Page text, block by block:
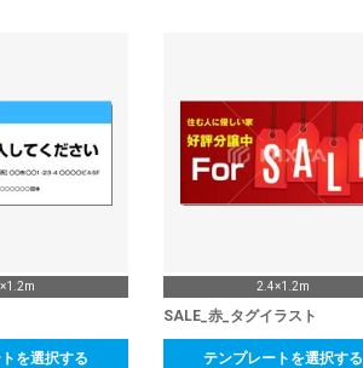
を選択する
2.4×1.2m
SALE_赤_タグイラスト
テンプレートを選択する